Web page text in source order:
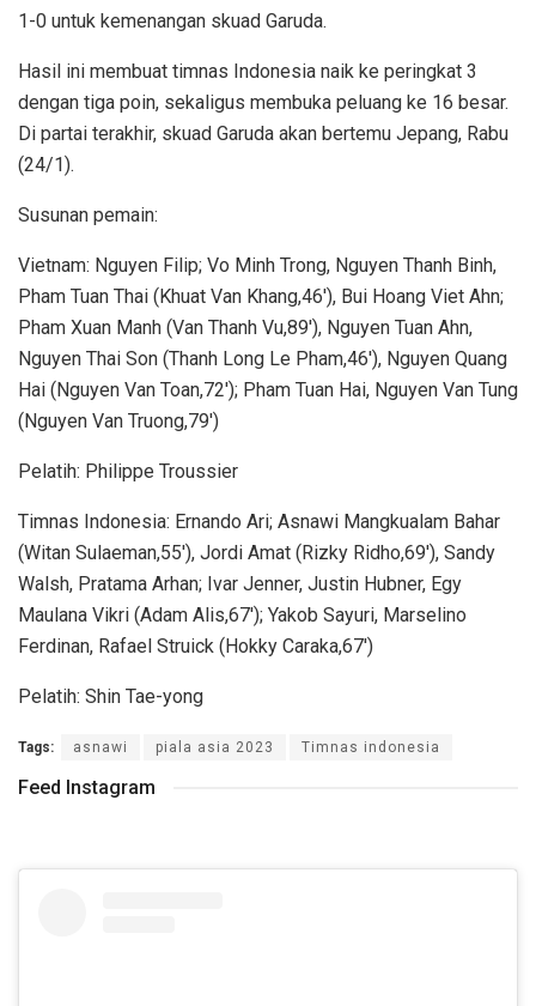
1-0 untuk kemenangan skuad Garuda.
Hasil ini membuat timnas Indonesia naik ke peringkat 3
dengan tiga poin, sekaligus membuka peluang ke 16 besar.
Di partai terakhir, skuad Garuda akan bertemu Jepang, Rabu
(24/1).
Susunan pemain:
Vietnam: Nguyen Filip; Vo Minh Trong, Nguyen Thanh Binh,
Pham Tuan Thai (Khuat Van Khang,46′), Bui Hoang Viet Ahn;
Pham Xuan Manh (Van Thanh Vu,89′), Nguyen Tuan Ahn,
Nguyen Thai Son (Thanh Long Le Pham,46′), Nguyen Quang
Hai (Nguyen Van Toan,72′); Pham Tuan Hai, Nguyen Van Tung
(Nguyen Van Truong,79′)
Pelatih: Philippe Troussier
Timnas Indonesia: Ernando Ari; Asnawi Mangkualam Bahar
(Witan Sulaeman,55′), Jordi Amat (Rizky Ridho,69′), Sandy
Walsh, Pratama Arhan; Ivar Jenner, Justin Hubner, Egy
Maulana Vikri (Adam Alis,67′); Yakob Sayuri, Marselino
Ferdinan, Rafael Struick (Hokky Caraka,67′)
Pelatih: Shin Tae-yong
Tags: asnawi piala asia 2023 Timnas indonesia
Feed Instagram